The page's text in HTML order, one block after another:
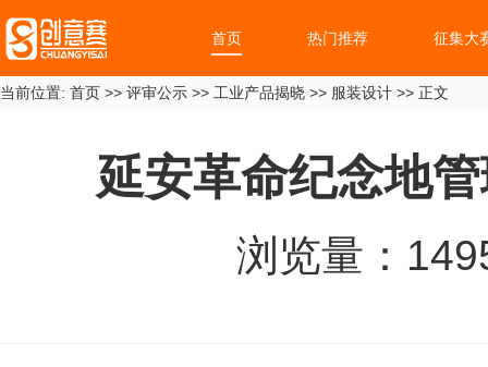
首页 热门推荐 征集大
当前位置: 首页 >> 评审公示 >> 工业产品揭晓 >> 服装设计 >> 正文
延安革命纪念地
浏览量：